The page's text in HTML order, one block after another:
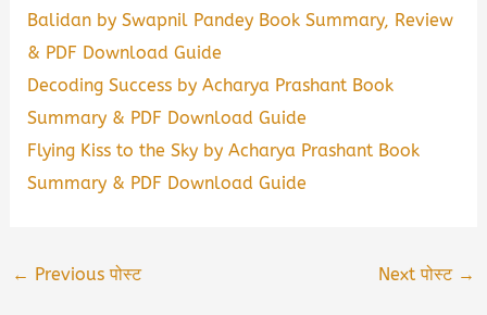
Balidan by Swapnil Pandey Book Summary, Review
& PDF Download Guide
Decoding Success by Acharya Prashant Book
Summary & PDF Download Guide
Flying Kiss to the Sky by Acharya Prashant Book
Summary & PDF Download Guide
← Previous पोस्ट Next पोस्ट →